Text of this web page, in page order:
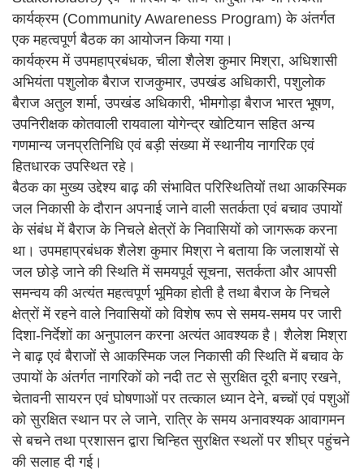
कार्यक्रम (Community Awareness Program) के अंतर्गत
एक महत्वपूर्ण बैठक का आयोजन किया गया।
कार्यक्रम में उपमहाप्रबंधक, चीला शैलेश कुमार मिश्रा, अधिशासी
अभियंता पशुलोक बैराज राजकुमार, उपखंड अधिकारी, पशुलोक
बैराज अतुल शर्मा, उपखंड अधिकारी, भीमगोड़ा बैराज भारत भूषण,
उपनिरीक्षक कोतवाली रायवाला योगेन्द्र खोटियान सहित अन्य
गणमान्य जनप्रतिनिधि एवं बड़ी संख्या में स्थानीय नागरिक एवं
हितधारक उपस्थित रहे।
बैठक का मुख्य उद्देश्य बाढ़ की संभावित परिस्थितियों तथा आकस्मिक
जल निकासी के दौरान अपनाई जाने वाली सतर्कता एवं बचाव उपायों
के संबंध में बैराज के निचले क्षेत्रों के निवासियों को जागरूक करना
था। उपमहाप्रबंधक शैलेश कुमार मिश्रा ने बताया कि जलाशयों से
जल छोड़े जाने की स्थिति में समयपूर्व सूचना, सतर्कता और आपसी
समन्वय की अत्यंत महत्वपूर्ण भूमिका होती है तथा बैराज के निचले
क्षेत्रों में रहने वाले निवासियों को विशेष रूप से समय-समय पर जारी
दिशा-निर्देशों का अनुपालन करना अत्यंत आवश्यक है। शैलेश मिश्रा
ने बाढ़ एवं बैराजों से आकस्मिक जल निकासी की स्थिति में बचाव के
उपायों के अंतर्गत नागरिकों को नदी तट से सुरक्षित दूरी बनाए रखने,
चेतावनी सायरन एवं घोषणाओं पर तत्काल ध्यान देने, बच्चों एवं पशुओं
को सुरक्षित स्थान पर ले जाने, रात्रि के समय अनावश्यक आवागमन
से बचने तथा प्रशासन द्वारा चिन्हित सुरक्षित स्थलों पर शीघ्र पहुंचने
की सलाह दी गई।